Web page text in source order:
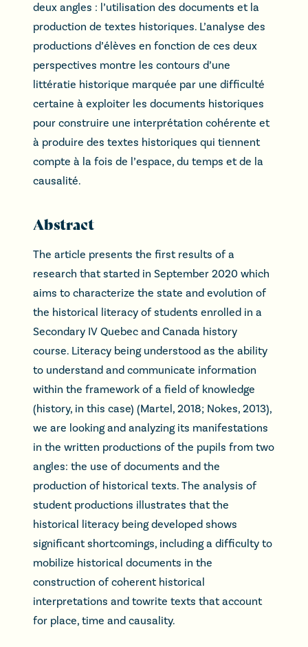
deux angles : l’utilisation des documents et la
production de textes historiques. L’analyse des
productions d’élèves en fonction de ces deux
perspectives montre les contours d’une
littératie historique marquée par une difficulté
certaine à exploiter les documents historiques
pour construire une interprétation cohérente et
à produire des textes historiques qui tiennent
compte à la fois de l’espace, du temps et de la
causalité.
Abstract
The article presents the first results of a
research that started in September 2020 which
aims to characterize the state and evolution of
the historical literacy of students enrolled in a
Secondary IV Quebec and Canada history
course. Literacy being understood as the ability
to understand and communicate information
within the framework of a field of knowledge
(history, in this case) (Martel, 2018; Nokes, 2013),
we are looking and analyzing its manifestations
in the written productions of the pupils from two
angles: the use of documents and the
production of historical texts. The analysis of
student productions illustrates that the
historical literacy being developed shows
significant shortcomings, including a difficulty to
mobilize historical documents in the
construction of coherent historical
interpretations and towrite texts that account
for place, time and causality.